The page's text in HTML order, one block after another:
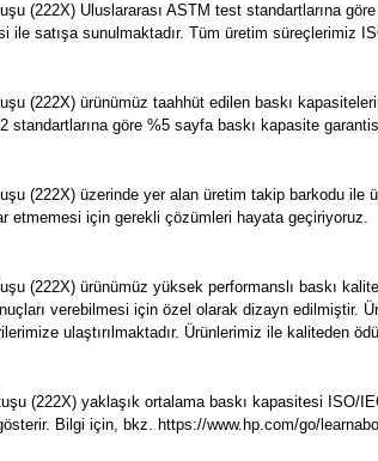
(222X) Uluslararası ASTM test standartlarına
ile satışa sunulmaktadır. Tüm üretim süreçlerimiz
(222X) ürünümüz taahhüt edilen baskı
standartlarına göre %5 sayfa baskı kapasite
(222X) üzerinde yer alan üretim takip barkodu
etmemesi için gerekli çözümleri hayata geçiriyoruz.
(222X) ürünümüz yüksek performanslı baskı
verebilmesi için özel olarak dizayn edilmiştir.
ulaştırılmaktadır. Ürünlerimiz ile kaliteden
(222X) yaklaşık ortalama baskı kapasitesi ISO/
Bilgi için, bkz. https://www.hp.com/go/